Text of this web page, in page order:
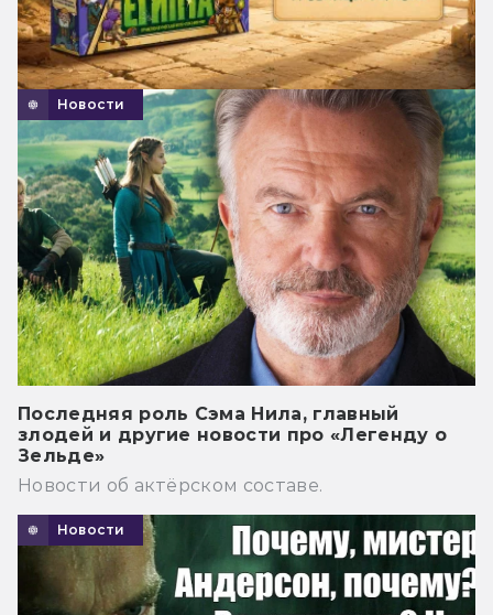
Новости
Последняя роль Сэма Нила, главный
злодей и другие новости про «Легенду о
Зельде»
Новости об актёрском составе.
Новости